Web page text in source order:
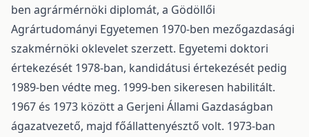
ben agrármérnöki diplomát, a Gödöllői
Agrártudományi Egyetemen 1970-ben mezőgazdasági
szakmérnöki oklevelet szerzett. Egyetemi doktori
értekezését 1978-ban, kandidátusi értekezését pedig
1989-ben védte meg. 1999-ben sikeresen habilitált.
1967 és 1973 között a Gerjeni Állami Gazdaságban
ágazatvezető, majd főállattenyésztő volt. 1973-ban